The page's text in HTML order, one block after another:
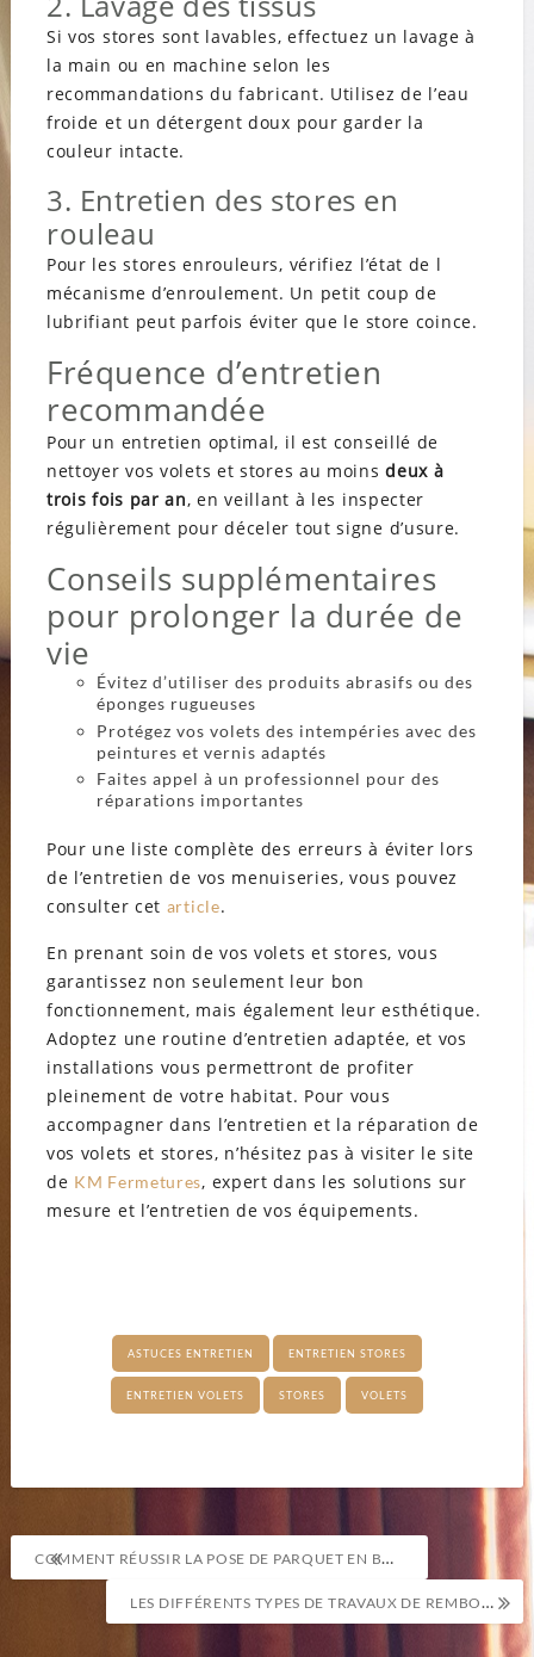
Si vos stores sont lavables, effectuez un lavage à
la main ou en machine selon les
recommandations du fabricant. Utilisez de l’eau
froide et un détergent doux pour garder la
couleur intacte.
3. Entretien des stores en
rouleau
Pour les stores enrouleurs, vérifiez l’état de l
mécanisme d’enroulement. Un petit coup de
lubrifiant peut parfois éviter que le store coince.
Fréquence d’entretien
recommandée
Pour un entretien optimal, il est conseillé de
nettoyer vos volets et stores au moinsdeux à
trois fois par an, en veillant à les inspecter
régulièrement pour déceler tout signe d’usure.
Conseils supplémentaires
pour prolonger la durée de
vie
Évitez d’utiliser des produits abrasifs ou des
éponges rugueuses
Protégez vos volets des intempéries avec des
peintures et vernis adaptés
Faites appel à un professionnel pour des
réparations importantes
Pour une liste complète des erreurs à éviter lors
de l’entretien de vos menuiseries, vous pouvez
consulter cet article.
En prenant soin de vos volets et stores, vous
garantissez non seulement leur bon
fonctionnement, mais également leur esthétique.
Adoptez une routine d’entretien adaptée, et vos
installations vous permettront de profiter
pleinement de votre habitat. Pour vous
accompagner dans l’entretien et la réparation de
vos volets et stores, n’hésitez pas à visiter le site
de KM Fermetures, expert dans les solutions sur
mesure et l’entretien de vos équipements.
ASTUCES ENTRETIEN ENTRETIEN STORES
ENTRETIEN VOLETS STORES VOLETS
Navigation
de
l’article
COMMENT RÉUSSIR LA POSE DE PARQUET EN BOIS : GUIDE COMPLET
LES DIFFÉRENTS TYPES DE TRAVAUX DE REMBOURRAGE ET LEUR IMPORTANCE